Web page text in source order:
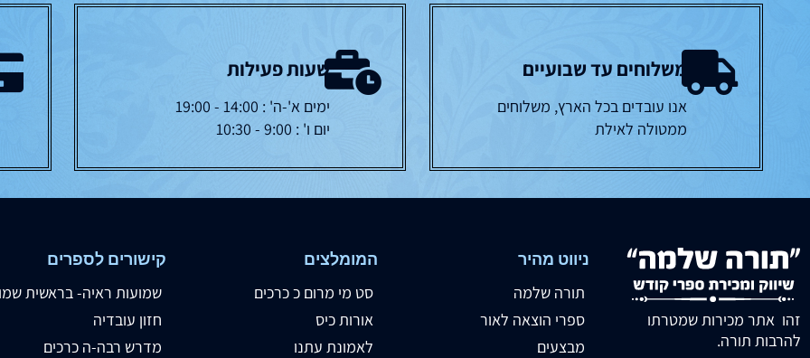
משלוחים עד שבועיים
אנו עובדים בכל הארץ, משלוחים
ממטולה לאילת
שעות פעילות
ימים א'-ה' : 14:00 - 19:00
יום ו' : 9:00 - 10:30
זהו אתר מכירות שמטרתו
להרבות תורה.
ניווט מהיר
תורה שלמה
ספרי הוצאה לאור
מבצעים
המומלצים
סט מי מרום כ כרכים
אורות כיס
לאמונת עתנו
קישורים לספרים
שמועות ראיה- בראשית
חזון עובדיה
מדרש רבה-ה כרכים